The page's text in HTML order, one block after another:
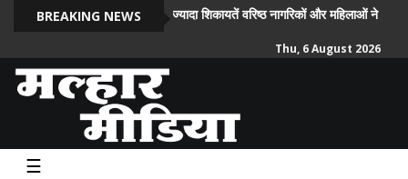
BREAKING NEWS
साईबर अपराध की सबसे ज्यादा शिकायतें वरिष्ठ नागरिकों और महिलाओं ने दर्ज
Thu, 6 August 2026
☰